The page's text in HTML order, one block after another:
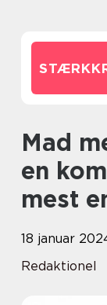
Mad med mange kalorier:
en
mest
18 januar
Redaktionel